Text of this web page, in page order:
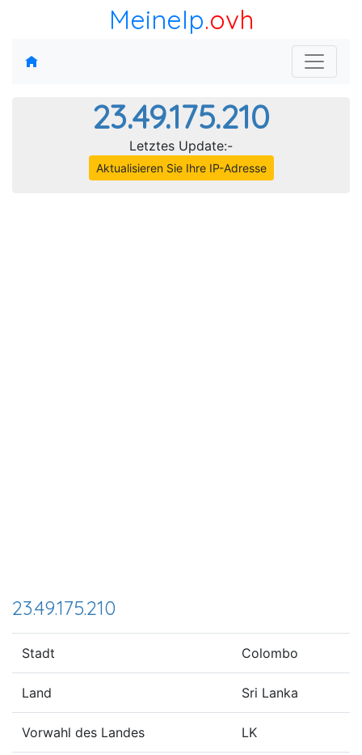
MeineIp.ovh
23.49.175.210
Letztes Update:-
Aktualisieren Sie Ihre IP-Adresse
23.49.175.210
Stadt Colombo
Land Sri Lanka
Vorwahl des Landes LK